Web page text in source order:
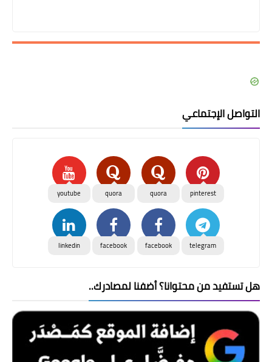
التواصل الإجتماعي
pinterest
quora
quora
youtube
telegram
facebook
facebook
linkedin
هل تستفيد من محتوانا؟ أضفنا لمصادرك..